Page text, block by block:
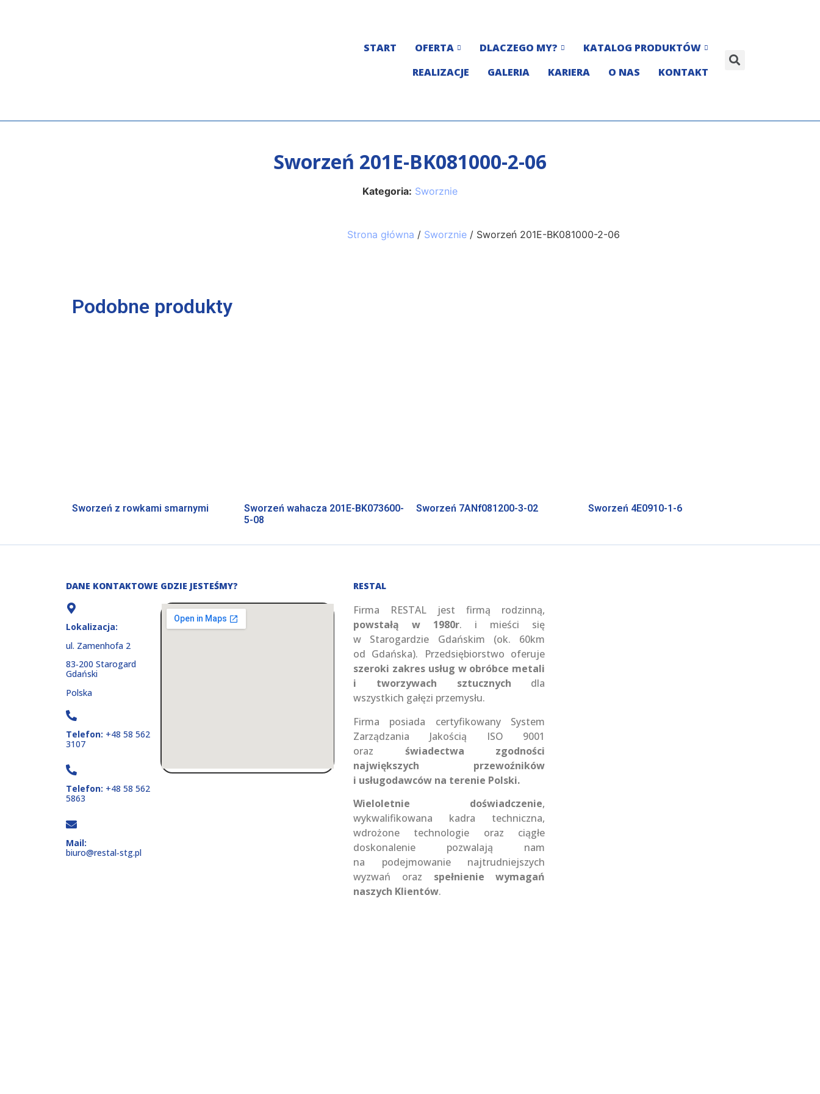
START OFERTA DLACZEGO MY?
KATALOG PRODUKTÓW
REALIZACJE
GALERIA KARIERA O NAS KONTAKT
Sworzeń 201E-BK081000-2-06
Kategoria: Sworznie
Strona główna / Sworznie / Sworzeń 201E-BK081000-2-06
Podobne produkty
Sworzeń z rowkami smarnymi
Sworzeń wahacza 201E-BK073600-
5-08
Sworzeń 7ANf081200-3-02 Sworzeń 4E0910-1-6
DANE KONTAKTOWE
Lokalizacja:
ul. Zamenhofa 2
83‑200 Starogard
Gdański
Polska
Telefon: +48 58 562
3107
Telefon: +48 58 562
5863
Mail:
biuro@restal‑stg.pl
GDZIE JESTEŚMY? RESTAL
Firma RESTAL jest firmą rodzinną,
powstałą w 1980r. i mieści się
w Starogardzie Gdańskim (ok. 60km
od Gdańska). Przedsiębiorstwo oferuje
szeroki zakres usług w obróbce metali
i tworzywach sztucznych dla
wszystkich gałęzi przemysłu.
Firma posiada certyfikowany System
Zarządzania Jakością ISO 9001
oraz świadectwa zgodności
największych przewoźników
i usługodawców na terenie Polski.
Wieloletnie doświadczenie,
wykwalifikowana kadra techniczna,
wdrożone technologie oraz ciągłe
doskonalenie pozwalają nam
na podejmowanie najtrudniejszych
wyzwań oraz spełnienie wymagań
naszych Klientów.